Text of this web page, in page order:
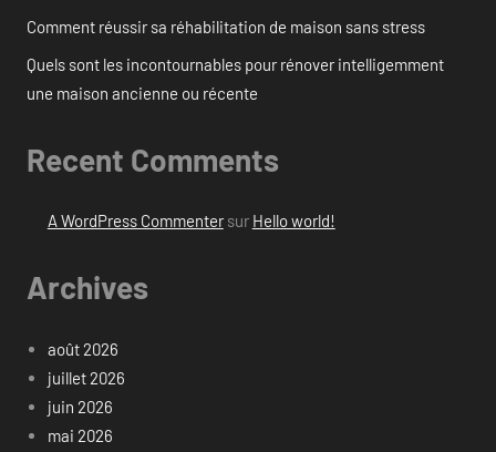
Comment réussir sa réhabilitation de maison sans stress
Quels sont les incontournables pour rénover intelligemment
une maison ancienne ou récente
Recent Comments
A WordPress Commentersur Hello world!
Archives
août 2026
juillet 2026
juin 2026
mai 2026